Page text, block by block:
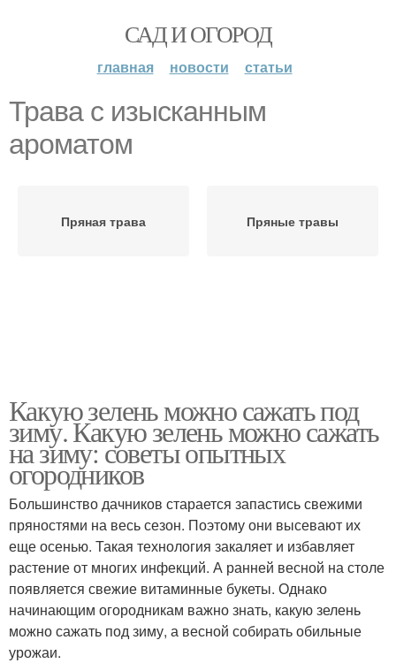
САД И ОГОРОД
главная новости статьи
Трава с изысканным
ароматом
Пряная трава Пряные травы
Какую зелень можно сажать под
зиму. Какую зелень можно сажать
на зиму: советы опытных
огородников
Большинство дачников старается запастись свежими
пряностями на весь сезон. Поэтому они высевают их
еще осенью. Такая технология закаляет и избавляет
растение от многих инфекций. А ранней весной на столе
появляется свежие витаминные букеты. Однако
начинающим огородникам важно знать, какую зелень
можно сажать под зиму, а весной собирать обильные
урожаи.